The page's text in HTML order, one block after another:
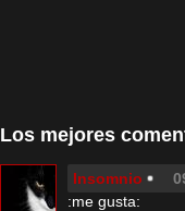
Los mejores
Insomnio
:me gusta: